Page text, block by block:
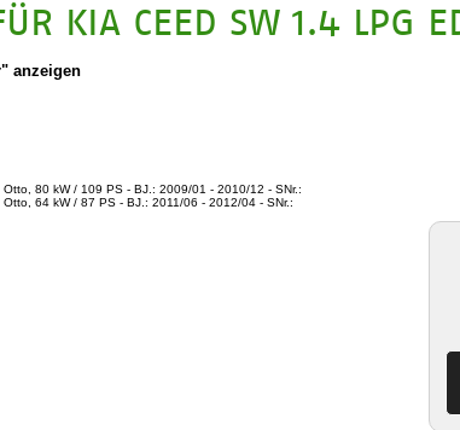
KIA CEED SW 1.4 LPG
anzeigen
80 kW / 109 PS - BJ.: 2009/01 - 2010/12 - SNr.:
64 kW / 87 PS - BJ.: 2011/06 - 2012/04 - SNr.: